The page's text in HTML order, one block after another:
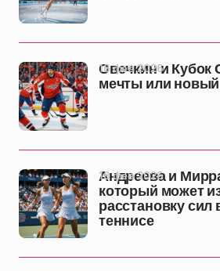
Овечкин и Кубок
мечты или
18 фев 2026
Андреева и
который может
расстановку сил
теннисе
18 фев 2026